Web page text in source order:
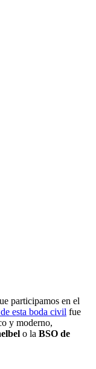
participamos en el
esta boda civil fue
y moderno,
o la BSO de